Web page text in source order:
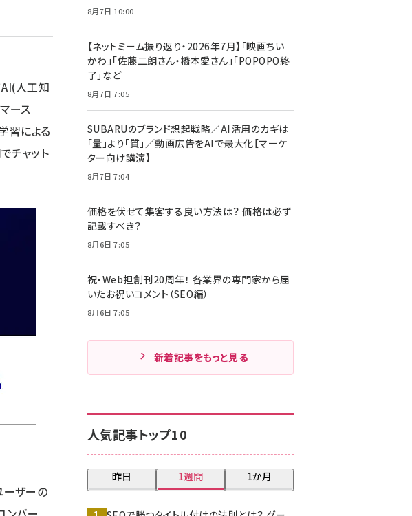
人工知
ース
習による
チャット
ーザーの
8月7日 10:00
【ネットミーム振り返り・2026年7月】「映画ちい
かわ」「佐藤二朗さん・橋本愛さん」「POPOPO終
了」など
8月7日 7:05
SUBARUのブランド想起戦略／AI活用のカギは
「量」より「質」／動画広告をAIで最大化【マーケ
ター向け講演】
8月7日 7:04
価格を伏せて集客する良い方法は？ 価格は必ず
記載すべき？
8月6日 7:05
祝・Web担創刊20周年！ 各業界の専門家から届
いたお祝いコメント（SEO編）
8月6日 7:05
新着記事をもっと見る
人気記事トップ10
昨日 1週間 1か月